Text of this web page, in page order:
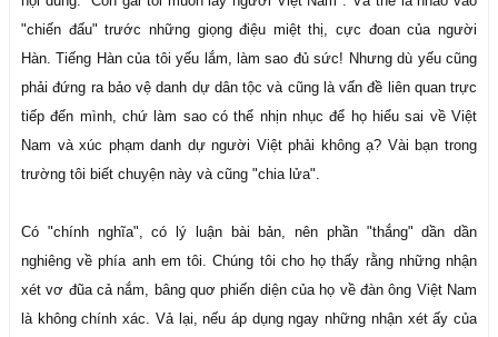
"chiến đấu" trước những giọng điệu miệt thị, cực đoan của người
Hàn. Tiếng Hàn của tôi yếu lắm, làm sao đủ sức! Nhưng dù yếu cũng
phải đứng ra bảo vệ danh dự dân tộc và cũng là vấn đề liên quan trực
tiếp đến mình, chứ làm sao có thể nhịn nhục để họ hiểu sai về Việt
Nam và xúc phạm danh dự người Việt phải không ạ? Vài bạn trong
trường tôi biết chuyện này và cũng "chia lửa".
Có "chính nghĩa", có lý luận bài bản, nên phần "thắng" dần dần
nghiêng về phía anh em tôi. Chúng tôi cho họ thấy rằng những nhận
xét vơ đũa cả nắm, bâng quơ phiến diện của họ về đàn ông Việt Nam
là không chính xác. Vả lại, nếu áp dụng ngay những nhận xét ấy của